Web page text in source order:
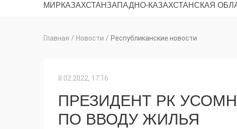
МИРКАЗАХСТАНЗАПАДНО-КАЗАХСТАНСКАЯ
Главная / Новости / Республиканские новости
8.02.2022, 17:16
ПРЕЗИДЕНТ РК
ПО ВВОДУ ЖИЛЬЯ